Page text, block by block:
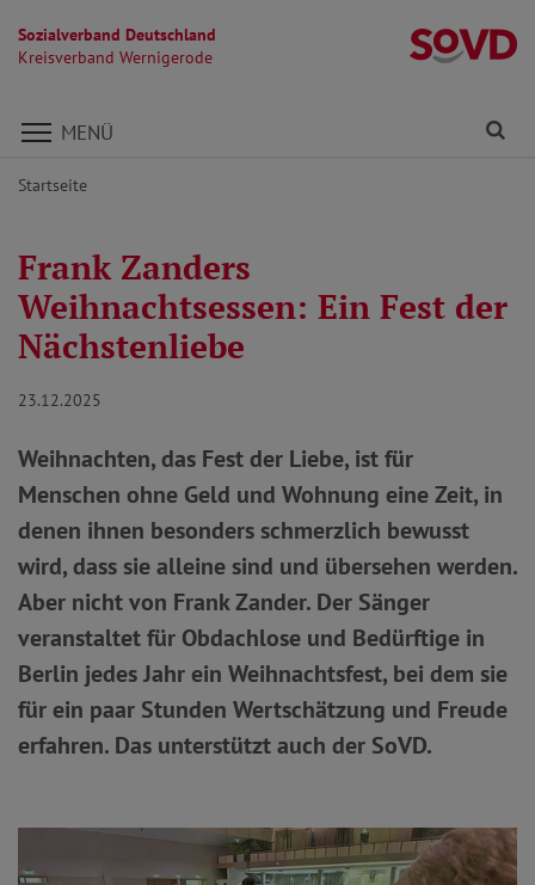
Sozialverband Deutschland
Kreisverband Wernigerode
Direkt zu den Inhalten springen
MENÜ
Startseite
Frank Zanders
Weihnachtsessen: Ein Fest der
Nächstenliebe
23.12.2025
Weihnachten, das Fest der Liebe, ist für
Menschen ohne Geld und Wohnung eine Zeit, in
denen ihnen besonders schmerzlich bewusst
wird, dass sie alleine sind und übersehen werden.
Aber nicht von Frank Zander. Der Sänger
veranstaltet für Obdachlose und Bedürftige in
Berlin jedes Jahr ein Weihnachtsfest, bei dem sie
für ein paar Stunden Wertschätzung und Freude
erfahren. Das unterstützt auch der SoVD.